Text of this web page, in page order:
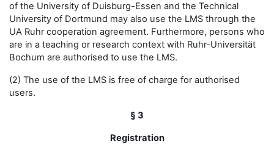
of the University of Duisburg-Essen and the Technical
University of Dortmund may also use the LMS through the
UA Ruhr cooperation agreement. Furthermore, persons who
are in a teaching or research context with Ruhr-Universität
Bochum are authorised to use the LMS.
(2) The use of the LMS is free of charge for authorised
users.
§ 3
Registration